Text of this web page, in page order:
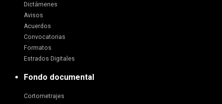
Dictámenes
Avisos
Acuerdos
Convocatorias
Formatos
Estrados Digitales
Fondo documental
Cortometrajes